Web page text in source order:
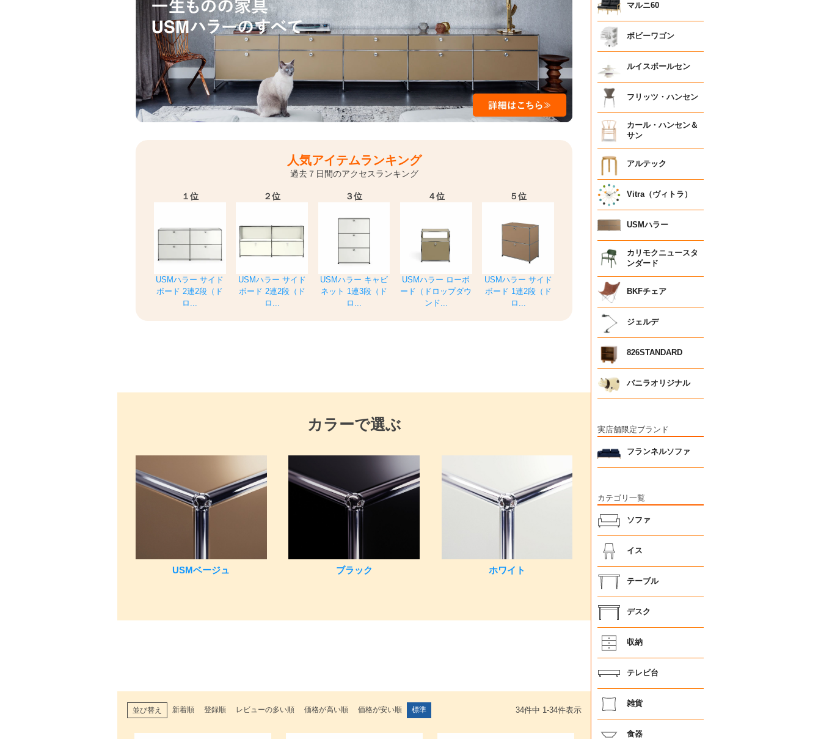
人気アイテムランキング
過去７日間のアクセスランキング
１位
USMハラー サイド
ボード 2連2段（ド
ロ...
２位
USMハラー サイド
ボード 2連2段（ド
ロ...
３位
USMハラー キャビ
ネット 1連3段（ド
ロ...
４位
USMハラー ローボ
ード（ドロップダウ
ンド...
５位
USMハラー サイド
ボード 1連2段（ド
ロ...
カラーで選ぶ
USMベージュ ブラック ホワイト
並び替え 新着順 登録順 レビューの多い順 価格が高い順 価格が安い順 標準 34件中 1-34件表示
マルニ60
ボビーワゴン
ルイスポールセン
フリッツ・ハンセン
カール・ハンセン＆
サン
アルテック
Vitra（ヴィトラ）
USMハラー
カリモクニュースタ
ンダード
BKFチェア
ジェルデ
826STANDARD
バニラオリジナル
実店舗限定ブランド
フランネルソファ
カテゴリ一覧
ソファ
イス
テーブル
デスク
収納
テレビ台
雑貨
食器